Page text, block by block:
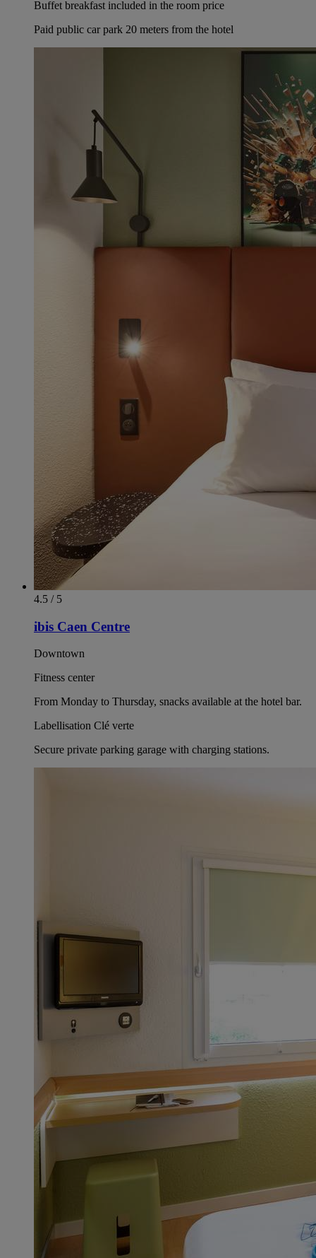
Buffet breakfast included in the room price
Paid public car park 20 meters from the hotel
4.5 / 5
ibis Caen Centre
Downtown
Fitness center
From Monday to Thursday, snacks available at the hotel bar.
Labellisation Clé verte
Secure private parking garage with charging stations.